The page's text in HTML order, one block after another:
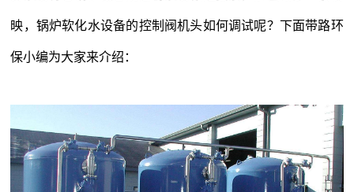
映， 锅炉软化水设备的控制阀机头如何调试呢？下面带路环
保小编为大家来介绍：